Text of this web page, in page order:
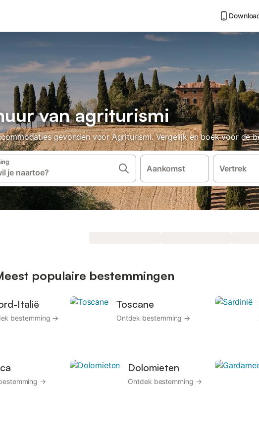
van agriturismi
gevonden voor Agriturismi. Vergelijk en boek voor de
Aankomst Vertrek
populaire bestemmingen
Italië
bestemming →
Toscane
Ontdek bestemming →
→
Dolomieten
Ontdek bestemming →